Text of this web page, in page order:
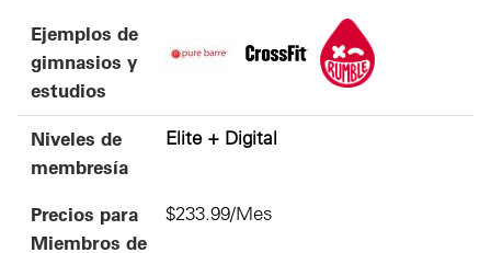
Ejemplos de
gimnasios y
estudios
Niveles de
membresía
Elite + Digital
Precios para
Miembros de
$233.99/Mes